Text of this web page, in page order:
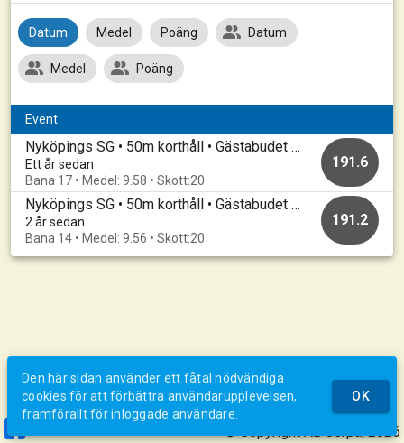
Datum Medel Poäng Datum
Medel Poäng
Event
Nyköpings SG • 50m korthåll • Gästabudet Korthåll 2024 Grundomgång
Ett år sedan
Bana 17 • Medel: 9.58 • Skott:20
191.6
Nyköpings SG • 50m korthåll • Gästabudet KH 2023 Grundomgång
2 år sedan
Bana 14 • Medel: 9.56 • Skott:20
191.2
© Copyright AB Jerpa, 2026
Den här sidan använder ett fåtal nödvändiga
cookies för att förbättra användarupplevelsen,
framförallt för inloggade användare.
OK